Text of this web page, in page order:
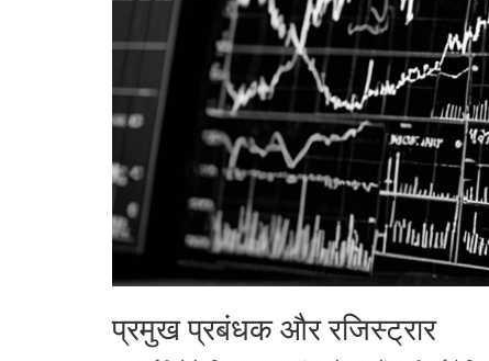
प्रमुख प्रबंधक और रजिस्ट्रार